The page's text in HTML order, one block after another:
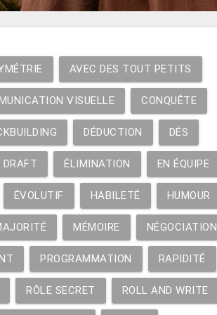
AVEC DES TOUT PETITS
VISUELLE CONQUÊTE
DÉDUCTION DÉS
DRAFT ÉLIMINATION EN ÉQUIPE
ÉVOLUTIF HABILETÉ HUMOUR
MÉMOIRE NÉGOCIATION
PROGRAMMATION RAPIDITÉ
RÔLE SECRET ROLL AND WRITE